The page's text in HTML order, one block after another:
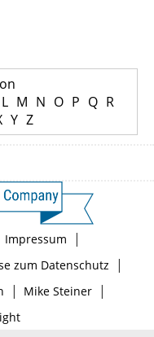
L M N O P Q R
Y Z
Impressum |
zum Datenschutz |
| Mike Steiner|